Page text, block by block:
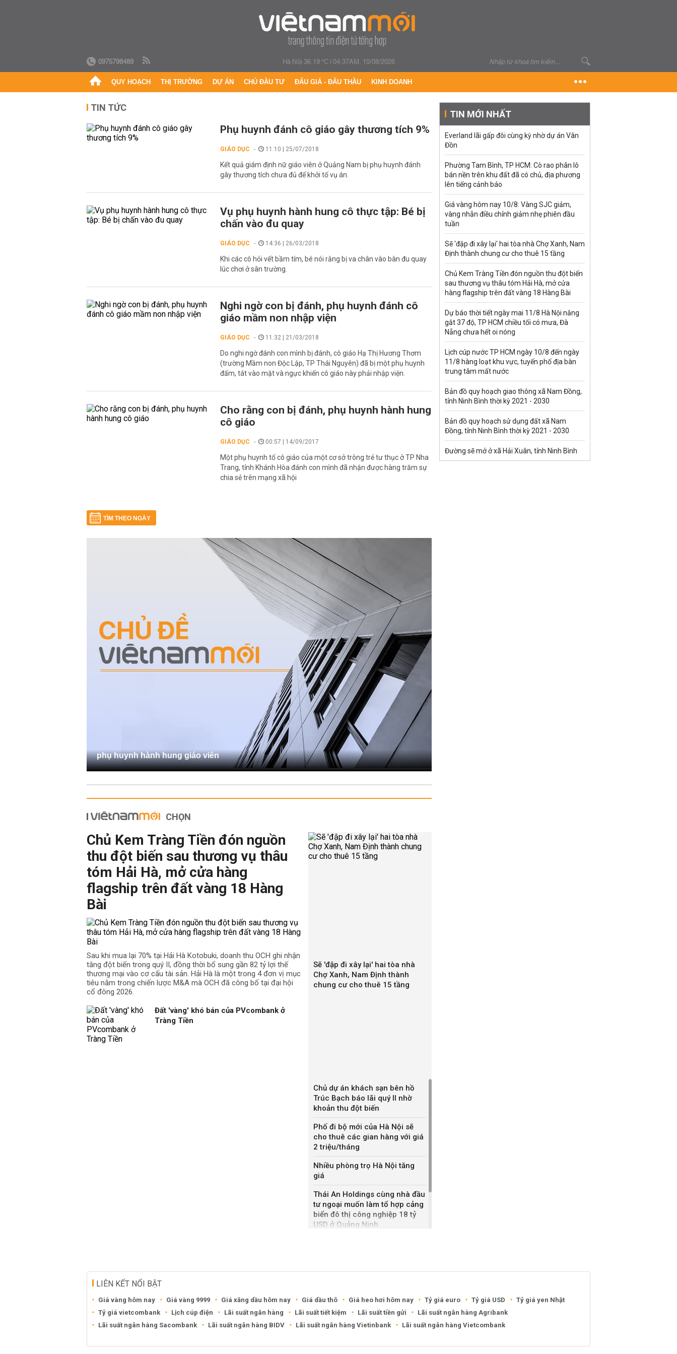
0975798489 Hà Nội 36.19 °C|04:37AM, 10/08/2026
QUY HOẠCH THỊ TRƯỜNG DỰ ÁN CHỦ ĐẦU TƯ ĐẤU GIÁ - ĐẤU THẦU KINH DOANH
TIN TỨC
Phụ huynh đánh cô giáo gây thương tích 9%
GIÁO DỤC 11:10 | 25/07/2018
Kết quả giám định nữ giáo viên ở Quảng Nam bị phụ huynh đánh
gây thương tích chưa đủ để khởi tố vụ án.
Vụ phụ huynh hành hung cô thực tập: Bé bị
chấn vào đu quay
GIÁO DỤC 14:36 | 26/03/2018
Khi các cô hỏi vết bầm tím, bé nói rằng bị va chân vào bàn đu quay
lúc chơi ở sân trường.
Nghi ngờ con bị đánh, phụ huynh đánh cô
giáo mầm non nhập viện
GIÁO DỤC 11:32 | 21/03/2018
Do nghi ngờ đánh con mình bị đánh, cô giáo Hạ Thị Hương Thơm
(trường Mầm non Độc Lập, TP Thái Nguyên) đã bị một phụ huynh
đấm, tát vào mặt và ngực khiến cô giáo này phải nhập viện.
Cho rằng con bị đánh, phụ huynh hành hung
cô giáo
GIÁO DỤC 00:57 | 14/09/2017
Một phụ huynh tố cô giáo của một cơ sở trông trẻ tư thục ở TP Nha
Trang, tỉnh Khánh Hòa đánh con mình đã nhận được hàng trăm sự
chia sẻ trên mạng xã hội
TÌM THEO NGÀY
phụ huynh hành hung giáo viên
CHỌN
Chủ Kem Tràng Tiền đón nguồn
thu đột biến sau thương vụ thâu
tóm Hải Hà, mở cửa hàng
flagship trên đất vàng 18 Hàng
Bài
Sau khi mua lại 70% tại Hải Hà Kotobuki, doanh thu OCH ghi nhận
tăng đột biến trong quý II, đồng thời bổ sung gần 82 tỷ lợi thế
thương mại vào cơ cấu tài sản. Hải Hà là một trong 4 đơn vị mục
tiêu nằm trong chiến lược M&A mà OCH đã công bố tại đại hội
cổ đông 2026.
Đất 'vàng' khó bán của PVcombank ở
Tràng Tiền
Sẽ 'đập đi xây lại' hai tòa nhà
Chợ Xanh, Nam Định thành
chung cư cho thuê 15 tầng
Chủ dự án khách sạn bên hồ
Trúc Bạch báo lãi quý II nhờ
khoản thu đột biến
Phố đi bộ mới của Hà Nội sẽ
cho thuê các gian hàng với giá
2 triệu/tháng
Nhiều phòng trọ Hà Nội tăng
giá
Thái An Holdings cùng nhà đầu
tư ngoại muốn làm tổ hợp cảng
biển đô thị công nghiệp 18 tỷ
USD ở Quảng Ninh
TIN MỚI NHẤT
Everland lãi gấp đôi cùng kỳ nhờ dự án Vân
Đồn
Phường Tam Bình, TP HCM: Cò rao phân lô
bán nền trên khu đất đã có chủ, địa phương
lên tiếng cảnh báo
Giá vàng hôm nay 10/8: Vàng SJC giảm,
vàng nhẫn điều chỉnh giảm nhẹ phiên đầu
tuần
Sẽ 'đập đi xây lại' hai tòa nhà Chợ Xanh, Nam
Định thành chung cư cho thuê 15 tầng
Chủ Kem Tràng Tiền đón nguồn thu đột biến
sau thương vụ thâu tóm Hải Hà, mở cửa
hàng flagship trên đất vàng 18 Hàng Bài
Dự báo thời tiết ngày mai 11/8 Hà Nội nắng
gắt 37 độ, TP HCM chiều tối có mưa, Đà
Nẵng chưa hết oi nóng
Lịch cúp nước TP HCM ngày 10/8 đến ngày
11/8 hàng loạt khu vực, tuyến phố địa bàn
trung tâm mất nước
Bản đồ quy hoạch giao thông xã Nam Đồng,
tỉnh Ninh Bình thời kỳ 2021 - 2030
Bản đồ quy hoạch sử dụng đất xã Nam
Đồng, tỉnh Ninh Bình thời kỳ 2021 - 2030
Đường sẽ mở ở xã Hải Xuân, tỉnh Ninh Bình
LIÊN KẾT NỔI BẬT
Giá vàng hôm nay Giá vàng 9999 Giá xăng dầu hôm nay Giá dầu thô Giá heo hơi hôm nay Tỷ giá euro Tỷ giá USD
Tỷ giá yen Nhật
Tỷ giá vietcombank
Lịch cúp điện Lãi suất ngân hàng Lãi suất tiết kiệm Lãi suất tiền gửi
Lãi suất ngân hàng Agribank
Lãi suất ngân hàng Sacombank
Lãi suất ngân hàng BIDV Lãi suất ngân hàng Vietinbank Lãi suất ngân hàng Vietcombank